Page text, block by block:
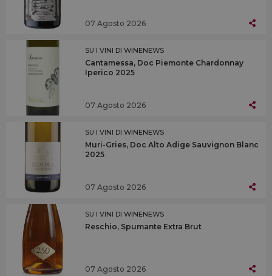
07 Agosto 2026
SU I VINI DI WINENEWS
Cantamessa, Doc Piemonte Chardonnay
Iperico 2025
07 Agosto 2026
SU I VINI DI WINENEWS
Muri-Gries, Doc Alto Adige Sauvignon Blanc
2025
07 Agosto 2026
SU I VINI DI WINENEWS
Reschio, Spumante Extra Brut
07 Agosto 2026